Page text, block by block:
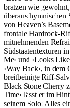
bratzen wie
überaus hymnischen
von Heaven’s
frontale Hardrock-
mitnehmenden
Südstaatentexturen
Me‹ und ›Looks
›Way Back‹, in
breitbeinige Riff-
Black Stone Cherry
Time‹ lässt er im
seinem Solo: Alles